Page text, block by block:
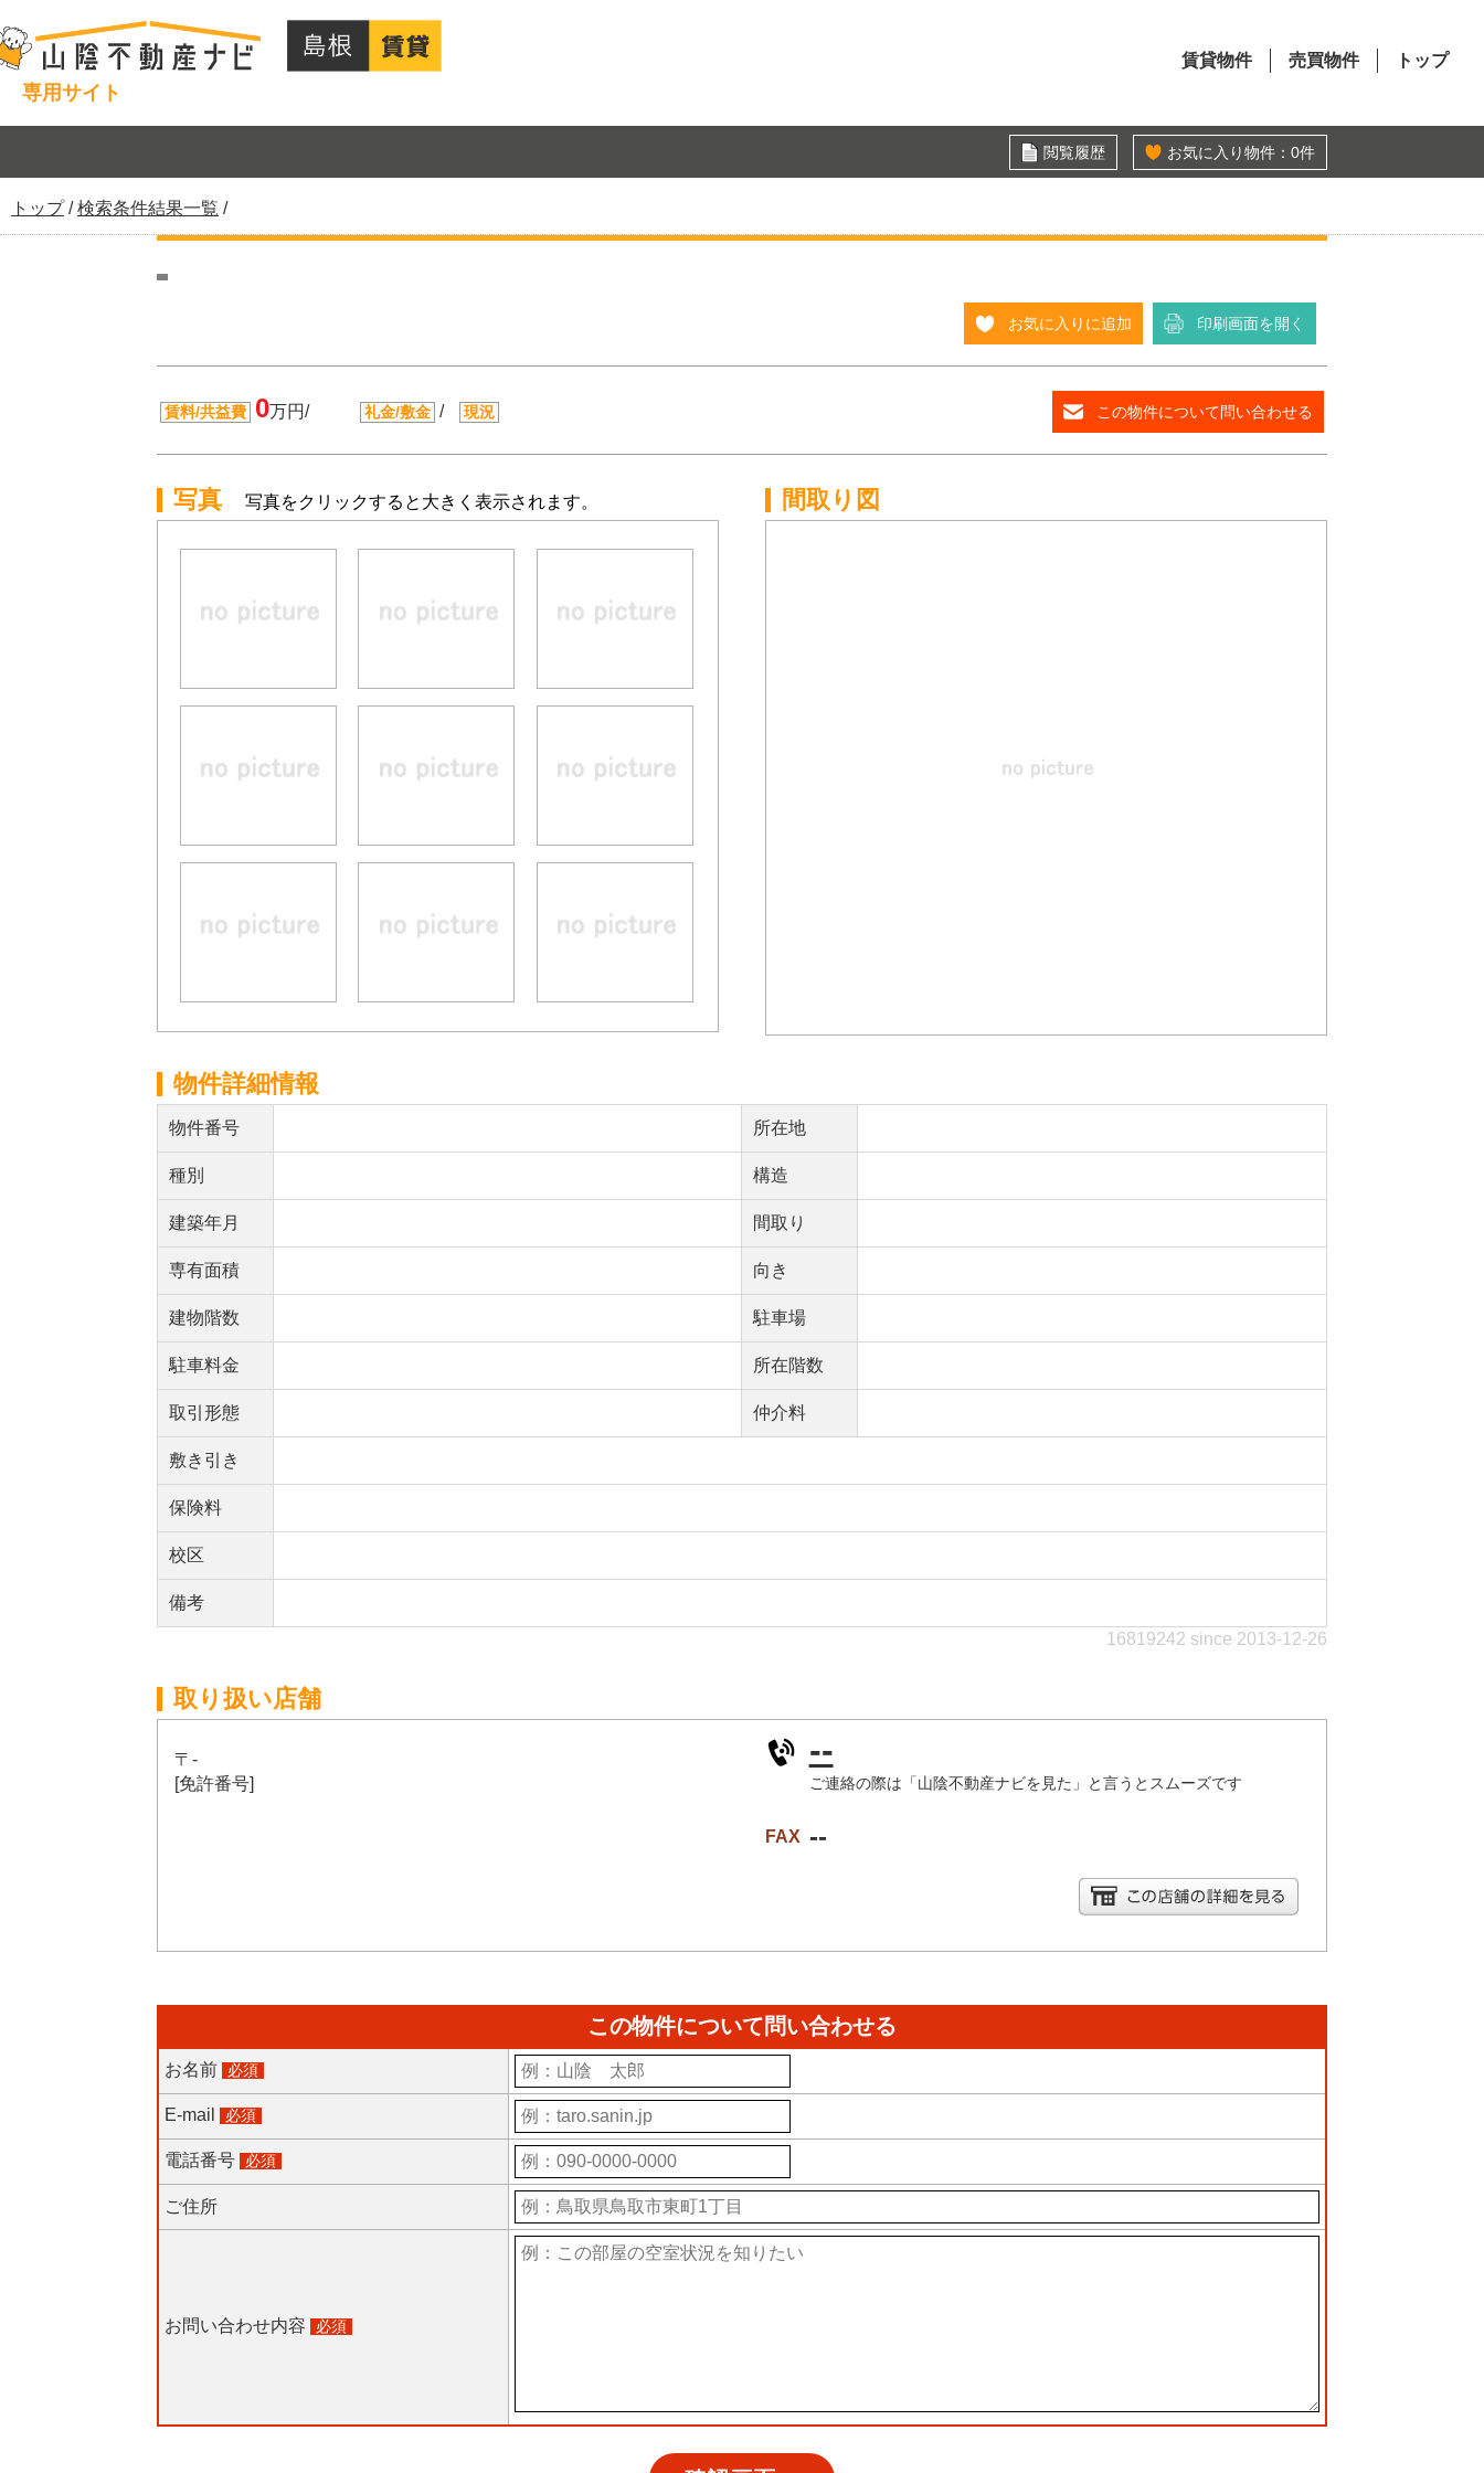
専用サイト
賃貸物件 売買物件 トップ
閲覧履歴 お気に入り物件： 0件
現
在
トップ/検索条件結果一覧 /
お気に入りに追加 印刷画面を開く
賃料/共益費 0万円/ 礼金/敷金 / 現況 この物件について問い合わせる
写真 写真をクリックすると大きく表示されます。 間取り図
物件詳細情報
物件番号 所在地
種別 構造
建築年月 間取り
専有面積 向き
建物階数 駐車場
駐車料金 所在階数
取引形態 仲介料
敷き引き
保険料
校区
備考
16819242 since 2013-12-26
取り扱い店舗
〒-
[免許番号]
--
ご連絡の際は「山陰不動産ナビを見た」と言うとスムーズです
FAX --